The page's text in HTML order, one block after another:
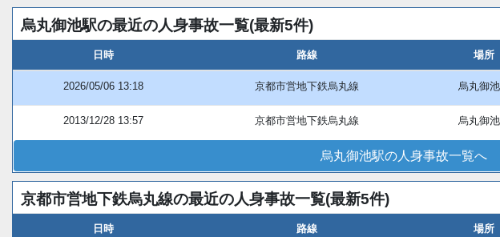
烏丸御池駅の最近の人身事故一覧(最新5件)
日時 路線 場所
2026/05/06 13:18 京都市営地下鉄烏丸線 烏丸御
2013/12/28 13:57 京都市営地下鉄烏丸線 烏丸御
烏丸御池駅の人身事故一覧へ
京都市営地下鉄烏丸線の最近の人身事故一覧(最新5件)
日時 路線 場所